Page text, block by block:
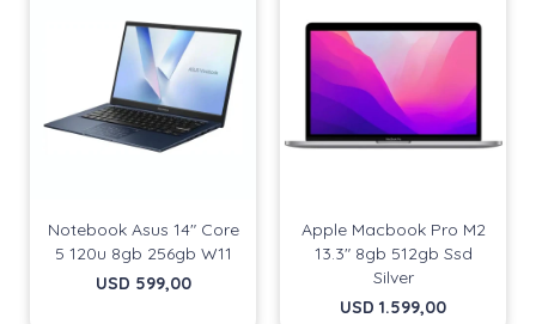
Notebook Asus 14" Core
5 120u 8gb 256gb W11
USD 599,00
Apple Macbook Pro M2
13.3" 8gb 512gb Ssd
Silver
USD 1.599,00